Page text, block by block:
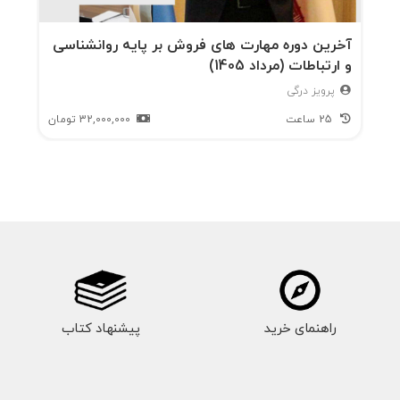
سراغتان آمده‌ايم. به حكم آنكه آدمي همواره در
با اختلالي آشنا مي‌شويم به نام "كارشيفتگي." براي
آخرين گفتار اين فصل (گفتار 26) براي برخي مديران
آخرین دوره مهارت های فروش بر پایه روانشناسی
و ارتباطات (مرداد 1405)
پرویز درگی
32,000,000 تومان
راهنمای خرید پیشنهاد کتاب